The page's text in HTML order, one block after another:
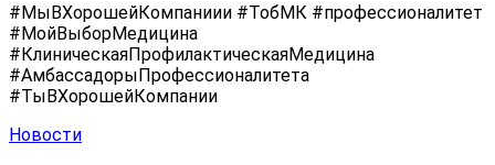
#МыВХорошейКомпаниии #ТобМК #профессионалитет
#МойВыборМедицина
#КлиническаяПрофилактическаяМедицина
#АмбассадорыПрофессионалитета
#ТыВХорошейКомпании
Новости